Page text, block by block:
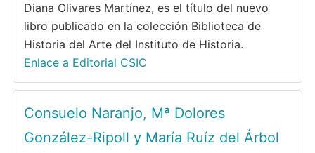
Diana Olivares Martínez, es el título del nuevo
libro publicado en la colección Biblioteca de
Historia del Arte del Instituto de Historia.
Enlace a Editorial CSIC
Consuelo Naranjo, Mª Dolores
González-Ripoll y María Ruíz del Árbol